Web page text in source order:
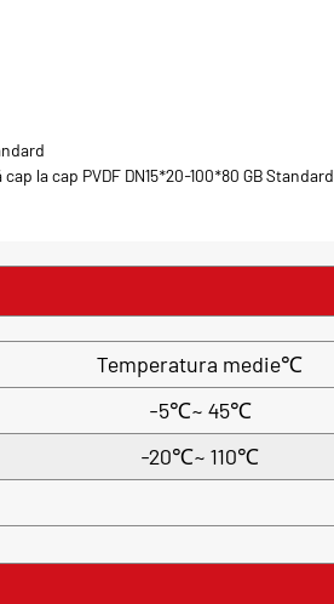
la cap PVDF DN15*20-100*80 GB Standard
Temperatura medie℃
-5℃~ 45℃
-20℃~ 110℃